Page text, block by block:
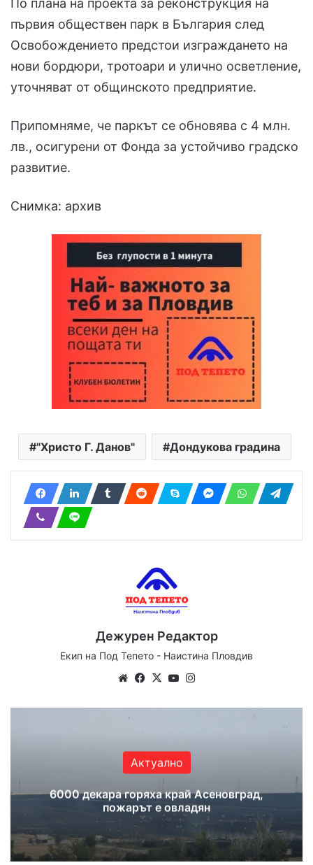
По плана на проекта за реконструкция на
първия обществен парк в България след
Освобождението предстои изграждането на
нови бордюри, тротоари и улично осветление,
уточняват от общинското предприятие.
Припомняме, че паркът се обновява с 4 млн.
лв., осигурени от Фонда за устойчиво градско
развитие.
Снимка: архив
"Христо Г. Данов" Дондукова градина
Дежурен Редактор
Екип на Под Тепето - Наистина Пловдив
WebsiteFacebook
X YouTube
Актуално
6000 декара горяха край Асеновград,
пожарът е овладян